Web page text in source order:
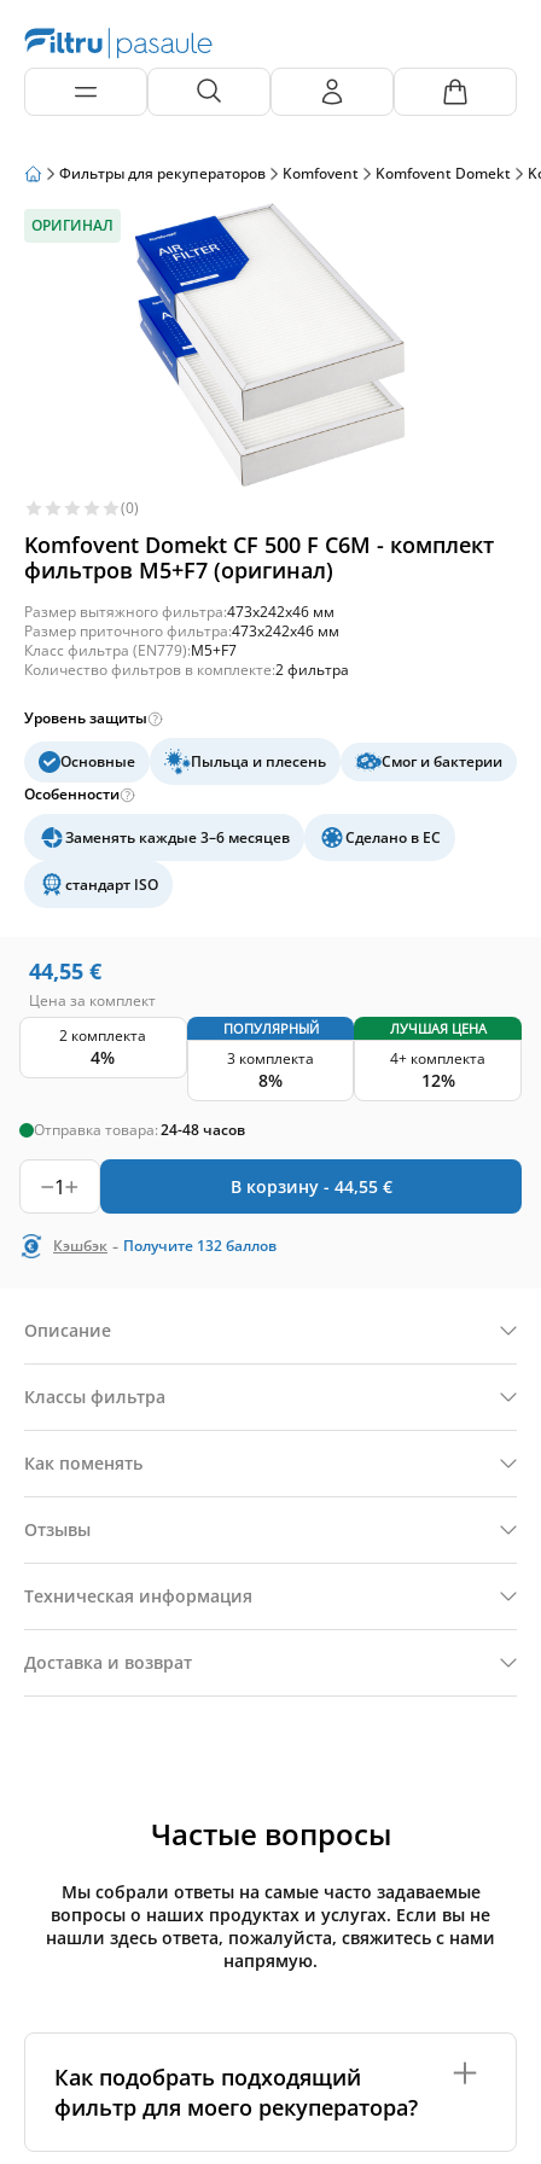
Фильтры для рекуператоров Komfovent Komfovent Domekt
ОРИГИНАЛ
(0)
Komfovent Domekt CF 500 F C6M - комплект
фильтров M5+F7 (оригинал)
Размер вытяжного фильтра:473x242x46 мм
Размер приточного фильтра:473x242x46 мм
Класс фильтра (EN779):M5+F7
Количество фильтров в комплекте:2 фильтра
Уровень защиты
Основные Пыльца и плесень
Смог и бактерии
Особенности
Заменять каждые 3–6 месяцев Сделано в ЕС
стандарт ISO
44,55 €
Цена за комплект
2 комплекта
4%
ПОПУЛЯРНЫЙ
3 комплекта
8%
ЛУЧШАЯ ЦЕНА
4+ комплекта
12%
Отправка товара:24-48 часов
1 В корзину - 44,55 €
Кэшбэк - Получите 132баллов
Описание
Классы фильтра
Как поменять
Отзывы
Техническая информация
Доставка и возврат
Частые вопросы
Мы собрали ответы на самые часто задаваемые
вопросы о наших продуктах и услугах. Если вы не
нашли здесь ответа, пожалуйста, свяжитесь с нами
напрямую.
Как подобрать подходящий
фильтр для моего рекуператора?